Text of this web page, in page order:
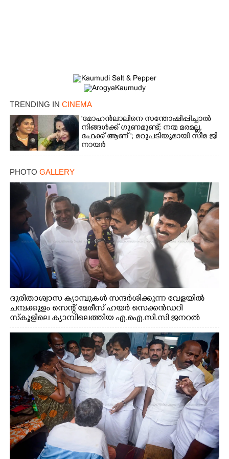
TRENDING IN CINEMA
'മോഹൻലാലിനെ സന്തോഷിപ്പിച്ചാൽ
നിങ്ങൾക്ക് ഗുണമുണ്ട്; നന്മ മരമല്ല,
ഫേക്ക് ആണ് '; മറുപടിയുമായി സീമ ജി
നായർ
PHOTO GALLERY
ദുരിതാശ്വാസ ക്യാമ്പുകൾ സന്ദർശിക്കുന്ന വേളയിൽ
ചമ്പക്കുളം സെന്റ് മേരീസ് ഹയർ സെക്കൻഡറി
സ്കൂളിലെ ക്യാമ്പിലെത്തിയ എ.ഐ.സി.സി ജനറൽ
സെക്രട്ടറി കെ.സി വേണുഗോപാൽ എം.പി കുരുന്നിനെ
എടുത്ത് ലാളിച്ചപ്പോൾ. സഹകരണ-എക്സൈസ്
വകുപ്പ് മന്ത്രി എം. ലിജു, കൃഷിവകുപ്പ് മന്ത്രി ടി. സിദ്ദിഖ്,
റെജി ചെറിയാൻ എം. എൽ. എ എന്നിവർ സമീപം